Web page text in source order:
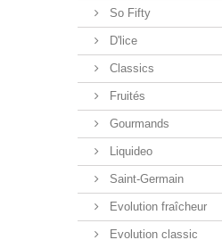
So Fifty
D'lice
Classics
Fruités
Gourmands
Liquideo
Saint-Germain
Evolution fraîcheur
Evolution classic